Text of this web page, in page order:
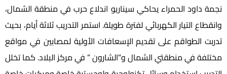
نجمة داود الحمراء يحاكي سيناريو اندلاع حرب في منطقة الشمال،
وانقطاع التيار الكهربائي لفترة طويلة. استمر التدريب ثلاثة أيام، بحيث
تدربت الطواقم على تقديم الإسعافات الأولية لمصابين في مواقع
مختلفة في منطقتي الشمال و”الشارون ” في مركز البلاد. كما تخلل